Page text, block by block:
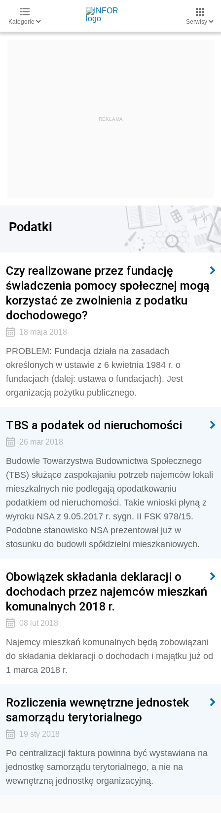
Kategorie Serwisy
Podatki
Czy realizowane przez fundację
świadczenia pomocy społecznej mogą
korzystać ze zwolnienia z podatku
dochodowego?
18 maja 2018
PROBLEM: Fundacja działa na zasadach
określonych w ustawie z 6 kwietnia 1984 r. o
fundacjach (dalej: ustawa o fundacjach). Jest
organizacją pożytku publicznego.
TBS a podatek od nieruchomości
26 mar 2018
Budowle Towarzystwa Budownictwa Społecznego
(TBS) służące zaspokajaniu potrzeb najemców lokali
mieszkalnych nie podlegają opodatkowaniu
podatkiem od nieruchomości. Takie wnioski płyną z
wyroku NSA z 9.05.2017 r. sygn. II FSK 978/15.
Podobne stanowisko NSA prezentował już w
stosunku do budowli spółdzielni mieszkaniowych.
Obowiązek składania deklaracji o
dochodach przez najemców mieszkań
komunalnych 2018 r.
08 lut 2018
Najemcy mieszkań komunalnych będą zobowiązani
do składania deklaracji o dochodach i majątku już od
1 marca 2018 r.
Rozliczenia wewnętrzne jednostek
samorządu terytorialnego
19 sty 2018
Po centralizacji faktura powinna być wystawiana na
jednostkę samorządu terytorialnego, a nie na
wewnętrzną jednostkę organizacyjną.